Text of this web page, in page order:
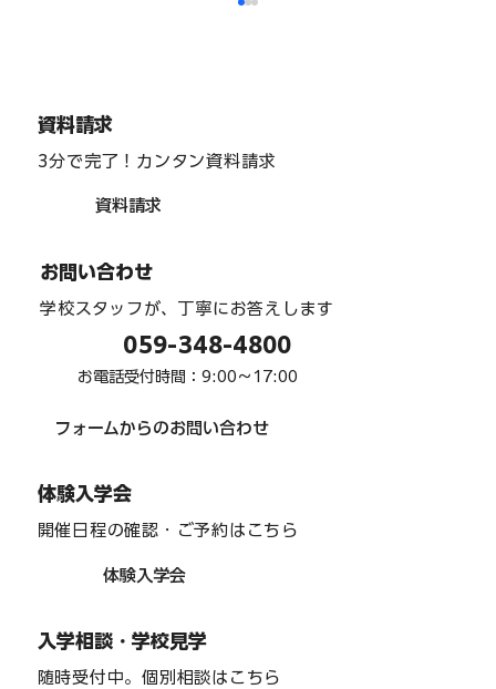
インターアクト部 「team one」 駅周辺
清掃 ６月
資料請求
3分で完了！カンタン資料請求
資料請求
お問い合わせ
学校スタッフが、丁寧にお答えします
フォームからのお問い合わせ
059-348-4800
お電話受付時間：9:00〜17:00
体験入学会
開催日程の確認・ご予約はこちら
体験入学会
入学相談・学校見学
随時受付中。個別相談はこちら